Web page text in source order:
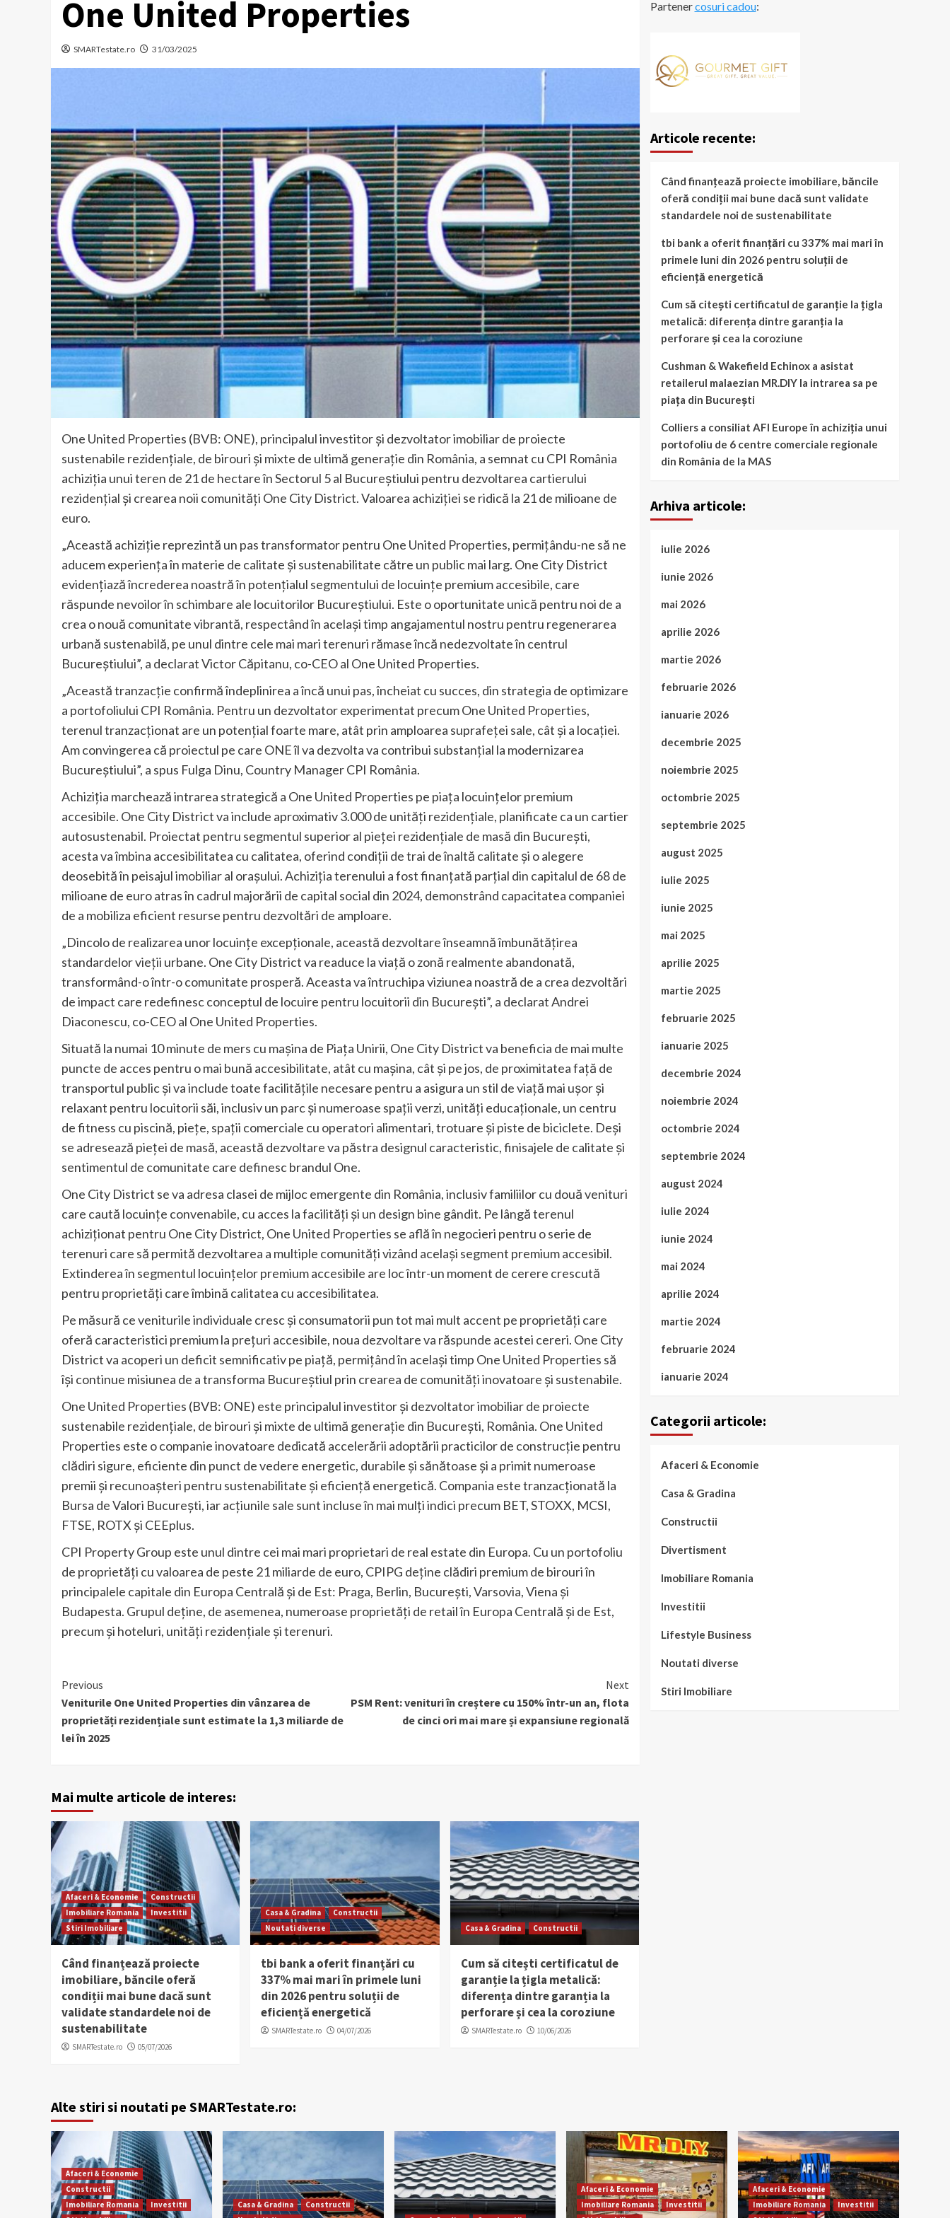
One United Properties
SMARTestate.ro 31/03/2025
One United Properties (BVB: ONE), principalul investitor și dezvoltator imobiliar de proiecte
sustenabile rezidențiale, de birouri și mixte de ultimă generație din România, a semnat cu CPI România
achiziția unui teren de 21 de hectare în Sectorul 5 al Bucureștiului pentru dezvoltarea cartierului
rezidențial și crearea noii comunități One City District. Valoarea achiziției se ridică la 21 de milioane de
euro.
„Această achiziție reprezintă un pas transformator pentru One United Properties, permițându-ne să ne
aducem experiența în materie de calitate și sustenabilitate către un public mai larg. One City District
evidențiază încrederea noastră în potențialul segmentului de locuințe premium accesibile, care
răspunde nevoilor în schimbare ale locuitorilor Bucureștiului. Este o oportunitate unică pentru noi de a
crea o nouă comunitate vibrantă, respectând în același timp angajamentul nostru pentru regenerarea
urbană sustenabilă, pe unul dintre cele mai mari terenuri rămase încă nedezvoltate în centrul
Bucureștiului”, a declarat Victor Căpitanu, co-CEO al One United Properties.
„Această tranzacție confirmă îndeplinirea a încă unui pas, încheiat cu succes, din strategia de optimizare
a portofoliului CPI România. Pentru un dezvoltator experimentat precum One United Properties,
terenul tranzacționat are un potențial foarte mare, atât prin amploarea suprafeței sale, cât și a locaţiei.
Am convingerea că proiectul pe care ONE îl va dezvolta va contribui substanțial la modernizarea
Bucureștiului”, a spus Fulga Dinu, Country Manager CPI România.
Achiziția marchează intrarea strategică a One United Properties pe piața locuințelor premium
accesibile. One City District va include aproximativ 3.000 de unități rezidențiale, planificate ca un cartier
autosustenabil. Proiectat pentru segmentul superior al pieței rezidențiale de masă din București,
acesta va îmbina accesibilitatea cu calitatea, oferind condiții de trai de înaltă calitate şi o alegere
deosebită în peisajul imobiliar al orașului. Achiziția terenului a fost finanțată parțial din capitalul de 68 de
milioane de euro atras în cadrul majorării de capital social din 2024, demonstrând capacitatea companiei
de a mobiliza eficient resurse pentru dezvoltări de amploare.
„Dincolo de realizarea unor locuințe excepționale, această dezvoltare înseamnă îmbunătățirea
standardelor vieții urbane. One City District va readuce la viață o zonă realmente abandonată,
transformând-o într-o comunitate prosperă. Aceasta va întruchipa viziunea noastră de a crea dezvoltări
de impact care redefinesc conceptul de locuire pentru locuitorii din București”, a declarat Andrei
Diaconescu, co-CEO al One United Properties.
Situată la numai 10 minute de mers cu mașina de Piața Unirii, One City District va beneficia de mai multe
puncte de acces pentru o mai bună accesibilitate, atât cu mașina, cât și pe jos, de proximitatea față de
transportul public și va include toate facilitățile necesare pentru a asigura un stil de viață mai ușor și
relaxant pentru locuitorii săi, inclusiv un parc și numeroase spații verzi, unități educaționale, un centru
de fitness cu piscină, piețe, spații comerciale cu operatori alimentari, trotuare și piste de biciclete. Deși
se adresează pieței de masă, această dezvoltare va păstra designul caracteristic, finisajele de calitate și
sentimentul de comunitate care definesc brandul One.
One City District se va adresa clasei de mijloc emergente din România, inclusiv familiilor cu două venituri
care caută locuințe convenabile, cu acces la facilități și un design bine gândit. Pe lângă terenul
achiziționat pentru One City District, One United Properties se află în negocieri pentru o serie de
terenuri care să permită dezvoltarea a multiple comunități vizând același segment premium accesibil.
Extinderea în segmentul locuințelor premium accesibile are loc într-un moment de cerere crescută
pentru proprietăți care îmbină calitatea cu accesibilitatea.
Pe măsură ce veniturile individuale cresc și consumatorii pun tot mai mult accent pe proprietăți care
oferă caracteristici premium la prețuri accesibile, noua dezvoltare va răspunde acestei cereri. One City
District va acoperi un deficit semnificativ pe piață, permițând în același timp One United Properties să
își continue misiunea de a transforma Bucureștiul prin crearea de comunități inovatoare și sustenabile.
One United Properties (BVB: ONE) este principalul investitor și dezvoltator imobiliar de proiecte
sustenabile rezidențiale, de birouri și mixte de ultimă generație din București, România. One United
Properties este o companie inovatoare dedicată accelerării adoptării practicilor de construcție pentru
clădiri sigure, eficiente din punct de vedere energetic, durabile și sănătoase și a primit numeroase
premii și recunoașteri pentru sustenabilitate și eficiență energetică. Compania este tranzacționată la
Bursa de Valori București, iar acțiunile sale sunt incluse în mai mulți indici precum BET, STOXX, MCSI,
FTSE, ROTX și CEEplus.
CPI Property Group este unul dintre cei mai mari proprietari de real estate din Europa. Cu un portofoliu
de proprietăţi cu valoarea de peste 21 miliarde de euro, CPIPG deține clădiri premium de birouri în
principalele capitale din Europa Centrală și de Est: Praga, Berlin, Bucureşti, Varsovia, Viena și
Budapesta. Grupul deține, de asemenea, numeroase proprietăți de retail în Europa Centrală și de Est,
precum și hoteluri, unități rezidențiale şi terenuri.
Continue
Reading
Previous
Veniturile One United Properties din vânzarea de
proprietăți rezidențiale sunt estimate la 1,3 miliarde de
lei în 2025
Next
PSM Rent: venituri în creștere cu 150% într-un an, flota
de cinci ori mai mare și expansiune regională
Mai multe articole de interes:
Afaceri & Economie
Constructii
Imobiliare Romania
Investitii
Stiri Imobiliare
Când finanțează proiecte
imobiliare, băncile oferă
condiții mai bune dacă sunt
validate standardele noi de
sustenabilitate
SMARTestate.ro 05/07/2026
Casa & Gradina
Constructii
Noutati diverse
tbi bank a oferit finanțări cu
337% mai mari în primele luni
din 2026 pentru soluții de
eficiență energetică
SMARTestate.ro 04/07/2026
Casa & Gradina Constructii
Cum să citești certificatul de
garanție la țigla metalică:
diferența dintre garanția la
perforare și cea la coroziune
SMARTestate.ro 10/06/2026
Partenercosuri cadou:
Articole recente:
Când finanțează proiecte imobiliare, băncile
oferă condiții mai bune dacă sunt validate
standardele noi de sustenabilitate
tbi bank a oferit finanțări cu 337% mai mari în
primele luni din 2026 pentru soluții de
eficiență energetică
Cum să citești certificatul de garanție la țigla
metalică: diferența dintre garanția la
perforare și cea la coroziune
Cushman & Wakefield Echinox a asistat
retailerul malaezian MR.DIY la intrarea sa pe
piața din București
Colliers a consiliat AFI Europe în achiziția unui
portofoliu de 6 centre comerciale regionale
din România de la MAS
Arhiva articole:
iulie 2026
iunie 2026
mai 2026
aprilie 2026
martie 2026
februarie 2026
ianuarie 2026
decembrie 2025
noiembrie 2025
octombrie 2025
septembrie 2025
august 2025
iulie 2025
iunie 2025
mai 2025
aprilie 2025
martie 2025
februarie 2025
ianuarie 2025
decembrie 2024
noiembrie 2024
octombrie 2024
septembrie 2024
august 2024
iulie 2024
iunie 2024
mai 2024
aprilie 2024
martie 2024
februarie 2024
ianuarie 2024
Categorii articole:
Afaceri & Economie
Casa & Gradina
Constructii
Divertisment
Imobiliare Romania
Investitii
Lifestyle Business
Noutati diverse
Stiri Imobiliare
Alte stiri si noutati pe SMARTestate.ro:
Afaceri & Economie
Constructii
Imobiliare Romania
Investitii
Casa & Gradina
Constructii
Afaceri & Economie
Imobiliare Romania
Investitii
Afaceri & Economie
Imobiliare Romania
Investitii